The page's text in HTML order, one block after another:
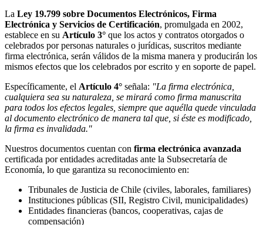
La Ley 19.799 sobre Documentos Electrónicos, Firma
Electrónica y Servicios de Certificación, promulgada en 2002,
establece en su Artículo 3° que los actos y contratos otorgados o
celebrados por personas naturales o jurídicas, suscritos mediante
firma electrónica, serán válidos de la misma manera y producirán los
mismos efectos que los celebrados por escrito y en soporte de papel.
Específicamente, el Artículo 4° señala: "La firma electrónica,
cualquiera sea su naturaleza, se mirará como firma manuscrita
para todos los efectos legales, siempre que aquélla quede vinculada
al documento electrónico de manera tal que, si éste es modificado,
la firma es invalidada."
Nuestros documentos cuentan con firma electrónica avanzada
certificada por entidades acreditadas ante la Subsecretaría de
Economía, lo que garantiza su reconocimiento en:
Tribunales de Justicia de Chile (civiles, laborales, familiares)
Instituciones públicas (SII, Registro Civil, municipalidades)
Entidades financieras (bancos, cooperativas, cajas de
compensación)